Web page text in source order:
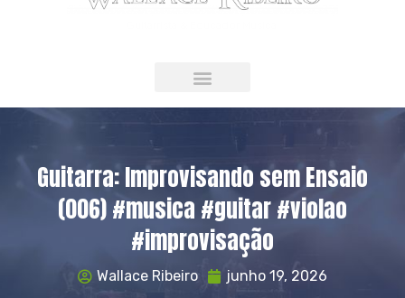
Guitarra: Improvisando sem Ensaio
(006) #musica #guitar #violao
#improvisação
Wallace Ribeiro junho 19, 2026